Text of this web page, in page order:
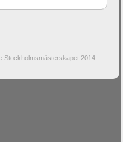
Stockholmsmästerskapet 2014